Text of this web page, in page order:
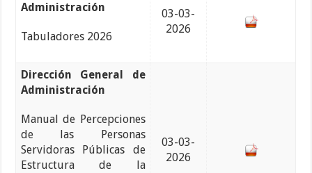
Administración
Tabuladores 2026
03-03-
2026
Dirección General de
Administración
Manual de Percepciones
de las Personas
Servidoras Públicas de
Estructura de la
03-03-
2026